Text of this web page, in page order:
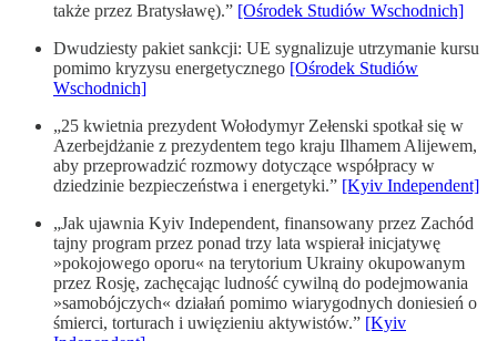
także przez Bratysławę).” [Ośrodek Studiów Wschodnich]
Dwudziesty pakiet sankcji: UE sygnalizuje utrzymanie kursu
pomimo kryzysu energetycznego [Ośrodek Studiów
Wschodnich]
„25 kwietnia prezydent Wołodymyr Zełenski spotkał się w
Azerbejdżanie z prezydentem tego kraju Ilhamem Alijewem,
aby przeprowadzić rozmowy dotyczące współpracy w
dziedzinie bezpieczeństwa i energetyki.” [Kyiv Independent]
„Jak ujawnia Kyiv Independent, finansowany przez Zachód
tajny program przez ponad trzy lata wspierał inicjatywę
»pokojowego oporu« na terytorium Ukrainy okupowanym
przez Rosję, zachęcając ludność cywilną do podejmowania
»samobójczych« działań pomimo wiarygodnych doniesień o
śmierci, torturach i uwięzieniu aktywistów.” [Kyiv